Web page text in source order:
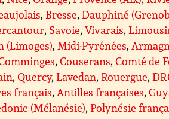
, Bresse,Dauphiné
, Savoie,Vivarais,
(Limoges), Midi-Pyrénées,
,Couserans,Comté de
,Quercy,Lavedan,Rouergue,
français, Antilles françaises,
(Mélanésie),Polynésie